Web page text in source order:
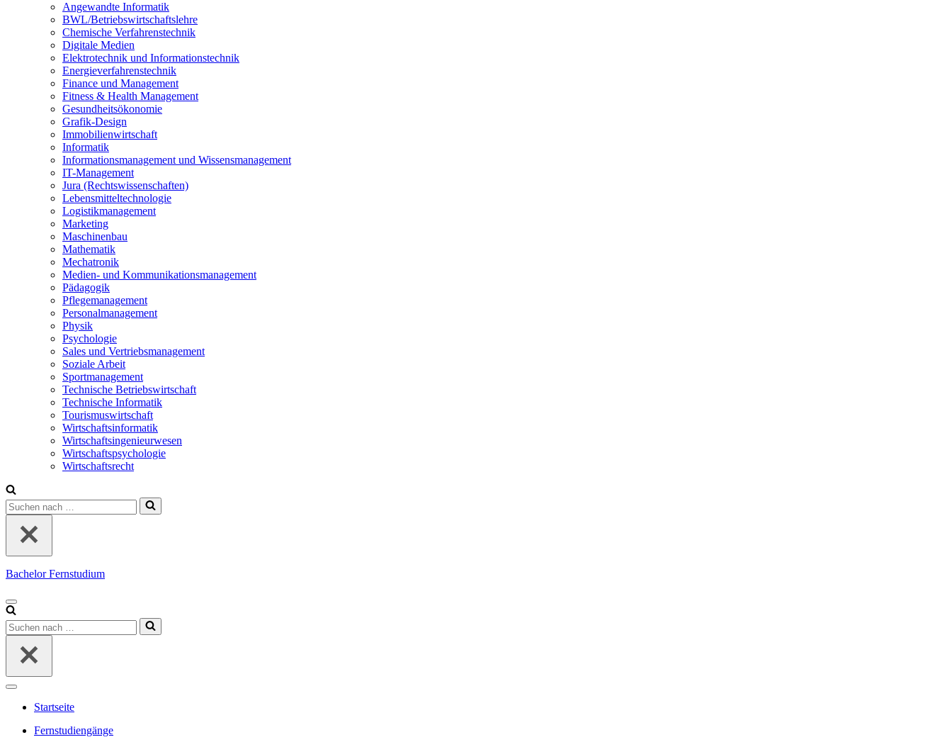
Angewandte Informatik
BWL/Betriebswirtschaftslehre
Chemische Verfahrenstechnik
Digitale Medien
Elektrotechnik und Informationstechnik
Energieverfahrenstechnik
Finance und Management
Fitness & Health Management
Gesundheitsökonomie
Grafik-Design
Immobilienwirtschaft
Informatik
Informationsmanagement und Wissensmanagement
IT-Management
Jura (Rechtswissenschaften)
Lebensmitteltechnologie
Logistikmanagement
Marketing
Maschinenbau
Mathematik
Mechatronik
Medien- und Kommunikationsmanagement
Pädagogik
Pflegemanagement
Personalmanagement
Physik
Psychologie
Sales und Vertriebsmanagement
Soziale Arbeit
Sportmanagement
Technische Betriebswirtschaft
Technische Informatik
Tourismuswirtschaft
Wirtschaftsinformatik
Wirtschaftsingenieurwesen
Wirtschaftspsychologie
Wirtschaftsrecht
Suchen
nach …
Bachelor Fernstudium
Navigations-
Menü
Suchen
nach …
Navigations-
Startseite
Fernstudiengänge